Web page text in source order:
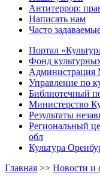
Антитеррор:
Написать нам
Часто
Портал
Фонд
Администрация
Управление по
Библиотечный
Министерство
Результаты
Региональный
обл
Культура
Главная >> Новости и